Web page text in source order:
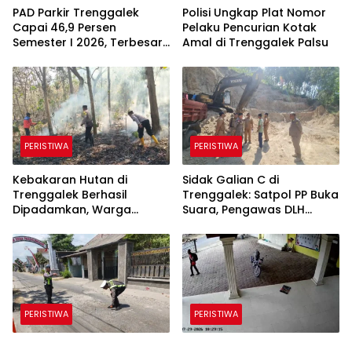
PAD Parkir Trenggalek
Capai 46,9 Persen
Semester I 2026, Terbesar
Polisi Ungkap Plat Nomor
Pelaku Pencurian Kotak
Amal di Trenggalek Palsu
PERISTIWA
Kebakaran Hutan di
Trenggalek Berhasil
Dipadamkan, Warga
Karhutla
PERISTIWA
Sidak Galian C di
Trenggalek: Satpol PP Buka
Suara, Pengawas DLH
PERISTIWA PERISTIWA